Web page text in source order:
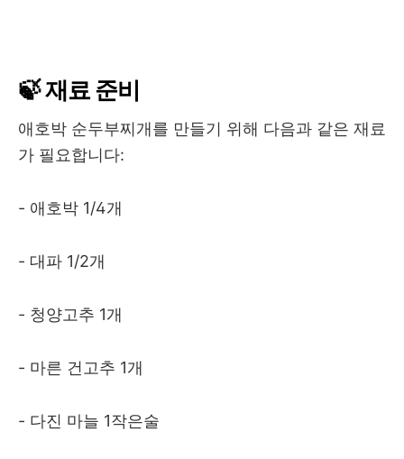
🍃 재료 준비
애호박 순두부찌개를 만들기 위해 다음과 같은 재료
가 필요합니다:
- 애호박 1/4개
- 대파 1/2개
- 청양고추 1개
- 마른 건고추 1개
- 다진 마늘 1작은술